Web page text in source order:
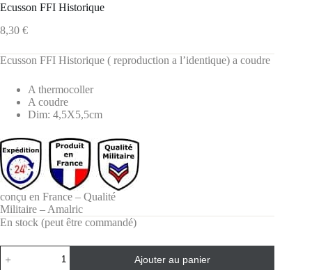
Ecusson FFI Historique
8,30 €
Ecusson FFI Historique ( reproduction a l’identique) a coudre
A thermocoller
A coudre
Dim: 4,5X5,5cm
conçu en France – Qualité
Militaire – Amalric
En stock (peut être commandé)
Ajouter au panier